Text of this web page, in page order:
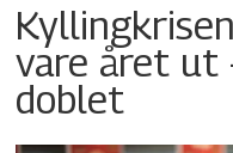
vare året ut
doblet